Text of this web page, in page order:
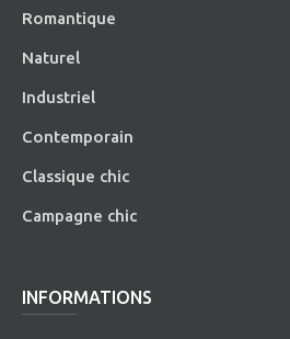
Romantique
Naturel
Industriel
Contemporain
Classique chic
Campagne chic
INFORMATIONS